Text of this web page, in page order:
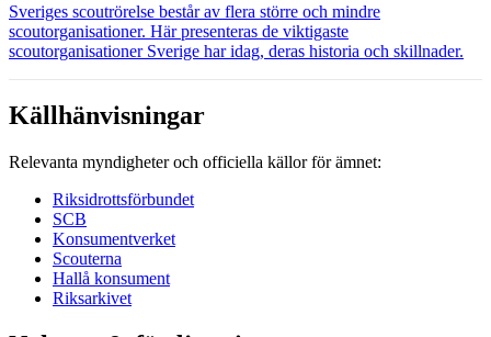
Sveriges scoutrörelse består av flera större och mindre
scoutorganisationer. Här presenteras de viktigaste
scoutorganisationer Sverige har idag, deras historia och skillnader.
Källhänvisningar
Relevanta myndigheter och officiella källor för ämnet:
Riksidrottsförbundet
SCB
Konsumentverket
Scouterna
Hallå konsument
Riksarkivet